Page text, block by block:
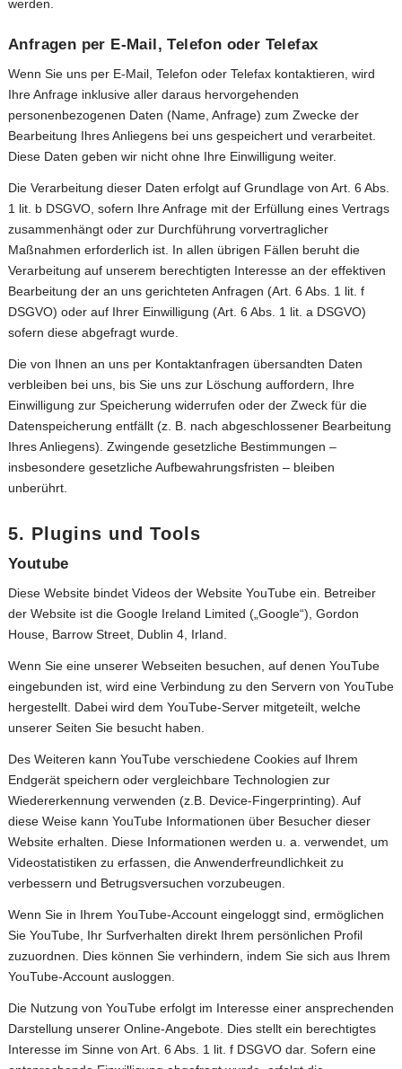
werden.
Anfragen per E-Mail, Telefon oder Telefax
Wenn Sie uns per E-Mail, Telefon oder Telefax kontaktieren, wird
Ihre Anfrage inklusive aller daraus hervorgehenden
personenbezogenen Daten (Name, Anfrage) zum Zwecke der
Bearbeitung Ihres Anliegens bei uns gespeichert und verarbeitet.
Diese Daten geben wir nicht ohne Ihre Einwilligung weiter.
Die Verarbeitung dieser Daten erfolgt auf Grundlage von Art. 6 Abs.
1 lit. b DSGVO, sofern Ihre Anfrage mit der Erfüllung eines Vertrags
zusammenhängt oder zur Durchführung vorvertraglicher
Maßnahmen erforderlich ist. In allen übrigen Fällen beruht die
Verarbeitung auf unserem berechtigten Interesse an der effektiven
Bearbeitung der an uns gerichteten Anfragen (Art. 6 Abs. 1 lit. f
DSGVO) oder auf Ihrer Einwilligung (Art. 6 Abs. 1 lit. a DSGVO)
sofern diese abgefragt wurde.
Die von Ihnen an uns per Kontaktanfragen übersandten Daten
verbleiben bei uns, bis Sie uns zur Löschung auffordern, Ihre
Einwilligung zur Speicherung widerrufen oder der Zweck für die
Datenspeicherung entfällt (z. B. nach abgeschlossener Bearbeitung
Ihres Anliegens). Zwingende gesetzliche Bestimmungen –
insbesondere gesetzliche Aufbewahrungsfristen – bleiben
unberührt.
5. Plugins und Tools
Youtube
Diese Website bindet Videos der Website YouTube ein. Betreiber
der Website ist die Google Ireland Limited („Google“), Gordon
House, Barrow Street, Dublin 4, Irland.
Wenn Sie eine unserer Webseiten besuchen, auf denen YouTube
eingebunden ist, wird eine Verbindung zu den Servern von YouTube
hergestellt. Dabei wird dem YouTube-Server mitgeteilt, welche
unserer Seiten Sie besucht haben.
Des Weiteren kann YouTube verschiedene Cookies auf Ihrem
Endgerät speichern oder vergleichbare Technologien zur
Wiedererkennung verwenden (z.B. Device-Fingerprinting). Auf
diese Weise kann YouTube Informationen über Besucher dieser
Website erhalten. Diese Informationen werden u. a. verwendet, um
Videostatistiken zu erfassen, die Anwenderfreundlichkeit zu
verbessern und Betrugsversuchen vorzubeugen.
Wenn Sie in Ihrem YouTube-Account eingeloggt sind, ermöglichen
Sie YouTube, Ihr Surfverhalten direkt Ihrem persönlichen Profil
zuzuordnen. Dies können Sie verhindern, indem Sie sich aus Ihrem
YouTube-Account ausloggen.
Die Nutzung von YouTube erfolgt im Interesse einer ansprechenden
Darstellung unserer Online-Angebote. Dies stellt ein berechtigtes
Interesse im Sinne von Art. 6 Abs. 1 lit. f DSGVO dar. Sofern eine